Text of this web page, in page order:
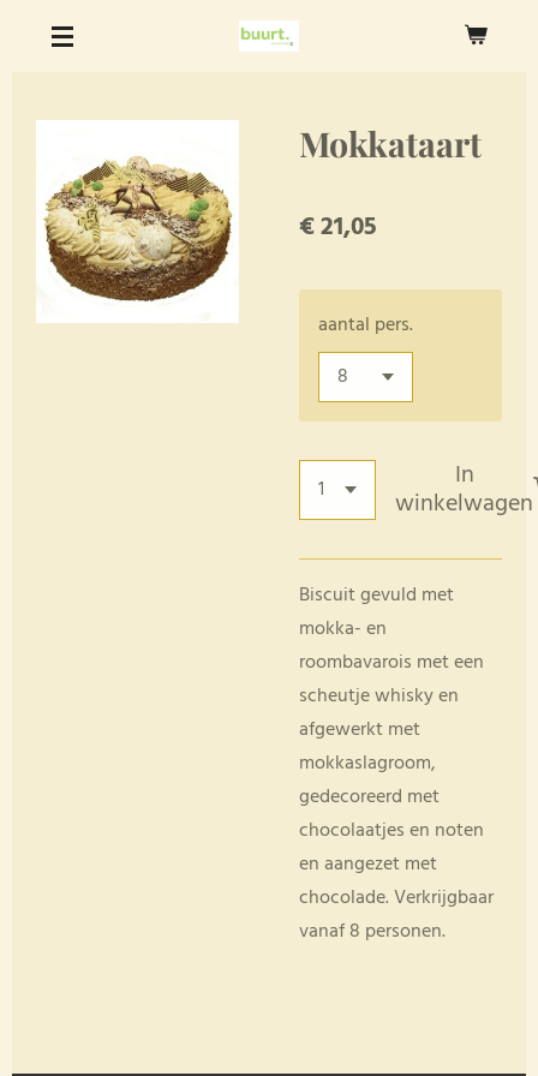
hoofdinhoud
Mokkataart
€ 21,05
aantal pers.
In
winkelwagen
Biscuit gevuld met
mokka- en
roombavarois met een
scheutje whisky en
afgewerkt met
mokkaslagroom,
gedecoreerd met
chocolaatjes en noten
en aangezet met
chocolade. Verkrijgbaar
vanaf 8 personen.